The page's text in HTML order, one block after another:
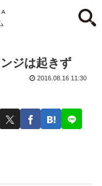
ジは起きず
2016.08.16 11:30